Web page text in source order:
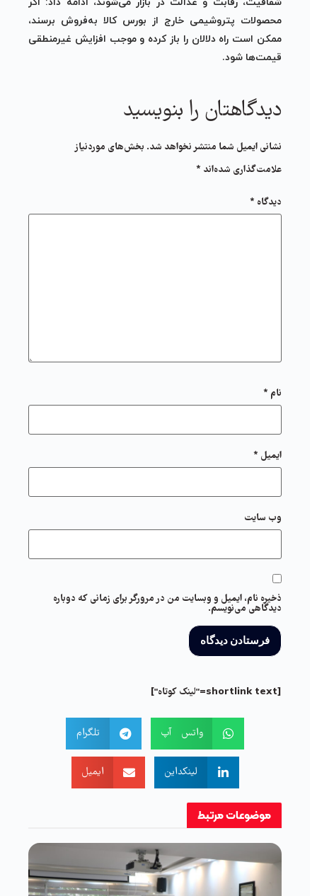
شفافیت، رقابت و عدالت در بازار می‌شوند، ادامه داد: اگر
محصولات پتروشیمی خارج از بورس کالا به‌فروش برسند،
ممکن است راه دلالان را باز کرده و موجب افزایش غیرمنطقی
قیمت‌ها شود.
دیدگاهتان را بنویسید
نشانی ایمیل شما منتشر نخواهد شد. بخش‌های موردنیاز
علامت‌گذاری شده‌اند *
دیدگاه *
نام *
ایمیل *
وب‌ سایت
ذخیره نام، ایمیل و وبسایت من در مرورگر برای زمانی که دوباره
دیدگاهی می‌نویسم.
[shortlink text="لینک کوتاه"]
واتس آپ تلگرام
لینکداین ایمیل
موضوعاتمرتبط